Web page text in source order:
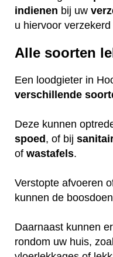
indienen bij uw
u hiervoor verzekerd
Alle soorten
Een loodgieter in
verschillende
Deze kunnen
spoed, of bij
of wastafels.
Verstopte afvoeren
kunnen de
Daarnaast kunnen
rondom uw huis,